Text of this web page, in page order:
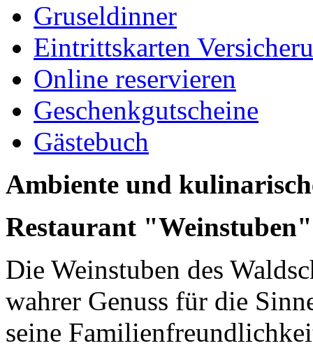
Gruseldinner
Eintrittskarten
Online reservieren
Geschenkgutscheine
Gästebuch
Ambiente und
Restaurant
Die Weinstuben des
wahrer Genuss für die
seine